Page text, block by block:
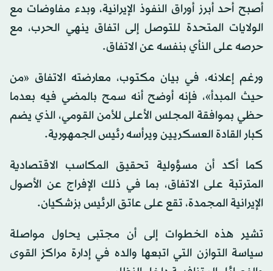
أصبح أحد أبرز أوراق النفوذ الإيرانية، وبدء مفاوضات مع
الولايات المتحدة للتوصل إلى اتفاق ينهي الحرب، مع
حرصه على النأي بنفسه عن الاتفاق.
ورغم إعلانه، في بيان مكتوب، معارضته الاتفاق «من
حيث المبدأ»، فإنه أوضح أنه سمح بالمضي فيه بعدما
حظي بموافقة المجلس الأعلى للأمن القومي، الذي يضم
كبار القادة العسكريين ويرأسه رئيس الجمهورية.
كما أكد أن مسؤولية تحقيق المكاسب الاقتصادية
المترتبة على الاتفاق، بما في ذلك الإفراج عن الأصول
الإيرانية المجمدة، تقع على عاتق الرئيس بزشكيان.
تشير هذه الخطوات إلى أن مجتبى يحاول مواصلة
سياسة التوازن التي اتبعها والده في إدارة مراكز القوى